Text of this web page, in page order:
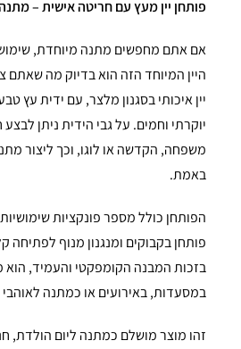
פותחן יין מעץ עם חריטה אישית –
אם אתם מחפשים מתנה מיוחדת,
היין המיוחד הזה הוא בדיוק מה שאתם
יין איכותי בסגנון מלצר, עם ידית עץ
יוקרתי וחמים. על גבי הידית ניתן
משפחה, הקדשה או לוגו, וכך ליצור
באמת.
הפותחן כולל מספר פונקציות
פותחן בקבוקים ומנגנון מנוף לפתיחה
בזכות המבנה הקומפקטי והעמיד,
במסעדות, באירועים או כמתנה לאוהבי
זהו מוצר מושלם כמתנה ליום הולדת,